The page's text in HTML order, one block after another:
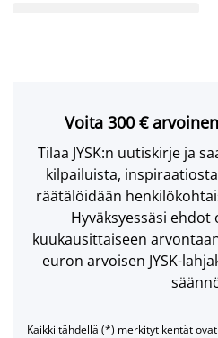
Voita 300 €
Tilaa JYSK:n uutiskirje ja
kilpailuista,
räätälöidään
Hyväksyessäsi
kuukausittaiseen
euron arvoisen JYSK-
Kaikki tähdellä (*) merkityt kentät